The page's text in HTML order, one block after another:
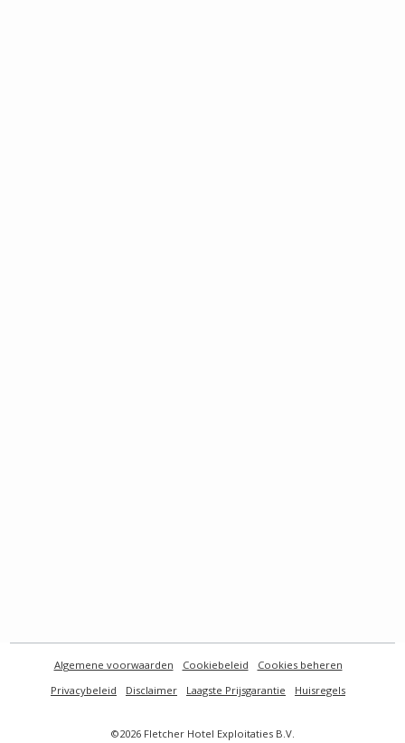
©2026 Fletcher Hotel Exploitaties B.V.
Algemene voorwaarden Cookiebeleid
Cookies beheren
Privacybeleid
Disclaimer Laagste Prijsgarantie Huisregels